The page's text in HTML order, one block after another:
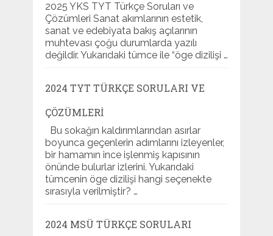
2025 YKS TYT Türkçe Soruları ve
Çözümleri Sanat akımlarının estetik,
sanat ve edebiyata bakış açılarının
muhtevası çoğu durumlarda yazılı
değildir. Yukarıdaki tümce ile “öge dizilişi …
2024 TYT TÜRKÇE SORULARI VE
ÇÖZÜMLERI
Bu sokağın kaldırımlarından asırlar
boyunca geçenlerin adımlarını izleyenler,
bir hamamın ince işlenmiş kapısının
önünde bulurlar izlerini. Yukarıdaki
tümcenin öge dizilişi hangi seçenekte
sırasıyla verilmiştir? …
2024 MSÜ TÜRKÇE SORULARI